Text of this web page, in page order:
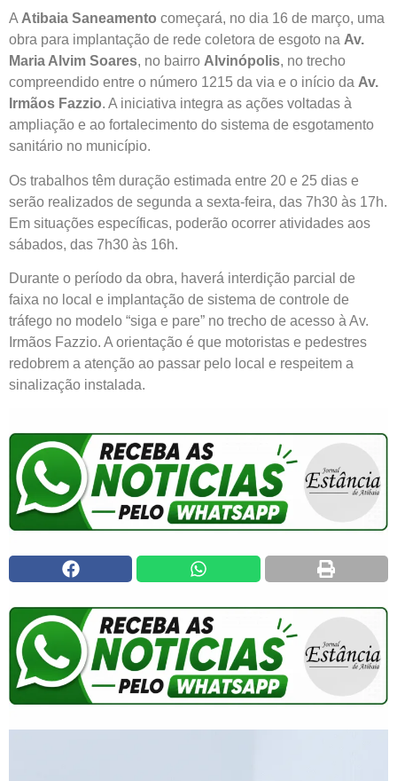
A Atibaia Saneamento começará, no dia 16 de março, uma
obra para implantação de rede coletora de esgoto na Av.
Maria Alvim Soares, no bairro Alvinópolis, no trecho
compreendido entre o número 1215 da via e o início da Av.
Irmãos Fazzio. A iniciativa integra as ações voltadas à
ampliação e ao fortalecimento do sistema de esgotamento
sanitário no município.
Os trabalhos têm duração estimada entre 20 e 25 dias e
serão realizados de segunda a sexta-feira, das 7h30 às 17h.
Em situações específicas, poderão ocorrer atividades aos
sábados, das 7h30 às 16h.
Durante o período da obra, haverá interdição parcial de
faixa no local e implantação de sistema de controle de
tráfego no modelo “siga e pare” no trecho de acesso à Av.
Irmãos Fazzio. A orientação é que motoristas e pedestres
redobrem a atenção ao passar pelo local e respeitem a
sinalização instalada.